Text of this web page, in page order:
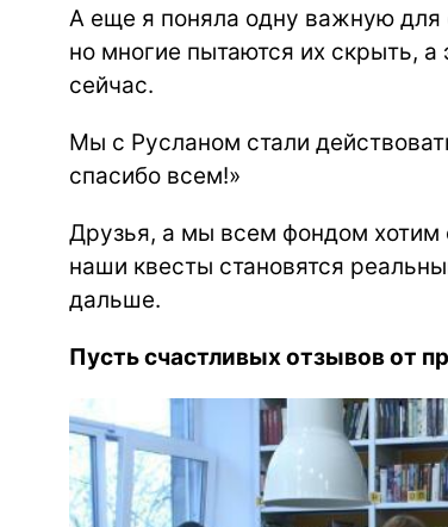
А еще я поняла одну важную
но многие пытаются их скрыть,
сейчас.
Мы с Русланом стали
спасибо всем!»
Друзья, а мы всем фондом хотим
наши квесты становятся
дальше.
Пусть счастливых отзывов от